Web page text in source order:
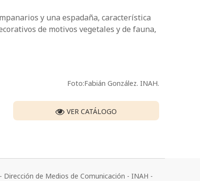
y una espadaña, característica
de motivos vegetales y de fauna,
Foto:Fabián González. INAH.
VER CATÁLOGO
de Medios de Comunicación - INAH -